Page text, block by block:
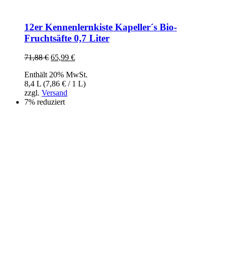
12er Kennenlernkiste Kapeller´s Bio-
Fruchtsäfte 0,7 Liter
71,88€ Ursprünglicher
war:
71,88 €
65,99 €
ist:
65,99 €.
Enthält 20% MwSt.
8,4 L (7,86 € / 1 L)
zzgl. Versand
7% reduziert